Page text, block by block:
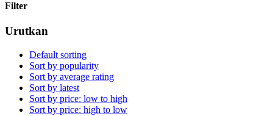
Filter
Urutkan
Default sorting
Sort by popularity
Sort by average rating
Sort by latest
Sort by price: low to high
Sort by price: high to low